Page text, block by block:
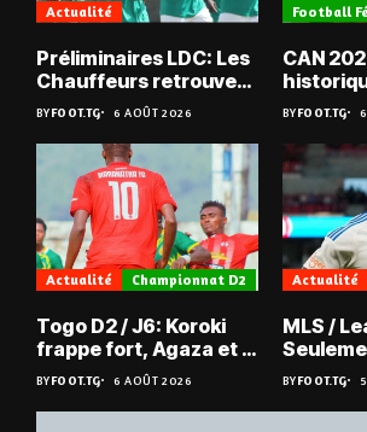
Actualité
Préliminaires LDC: Les
Chauffeurs retrouvent
les Mimos
BYFOOT.TG 6 AOÛT 2026
Football
CAN
sauvé, la
éliminée
BYFOOT.TG
Actualité Championnat D2
Togo D2 / J6: Koroki
frappe fort, Agaza et la
JCA assurent,
suspense avant Sara
FC – Doumbé FC
BYFOOT.TG 6 AOÛT 2026
Actualité
MLS /
de jeu
Denkey
BYFOOT.TG